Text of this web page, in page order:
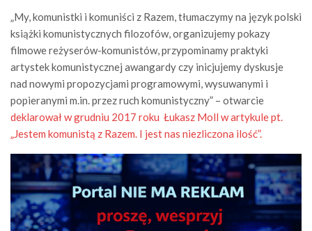
„My, komunistki i komuniści z Razem, tłumaczymy na język polski
książki komunistycznych filozofów, organizujemy pokazy
filmowe reżyserów-komunistów, przypominamy praktyki
artystek komunistycznej awangardy czy inicjujemy dyskusje
nad nowymi propozycjami programowymi, wysuwanymi i
popieranymi m.in. przez ruch komunistyczny” – otwarcie
deklarował w grudniu 2017 roku Łukasz Moll w artykule pt.
„Jestem komunistą z Razem. I jest nas niezliczona ilość”.